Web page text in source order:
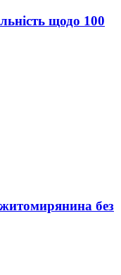
щодо 100
без